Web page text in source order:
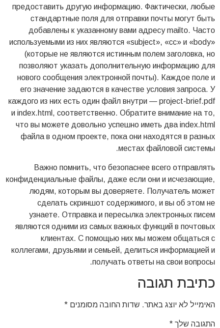
предоставить другую информацию. Фактически, любые
стандартные поля для отправки почты могут быть
добавлены к указанному вами адресу mailto. Часто
используемыми из них являются «subject», «cc» и «body»
(которые не являются истинным полем заголовка, но
позволяют указать дополнительную информацию для
нового сообщения электронной почты). Каждое поле и
его значение задаются в качестве условия запроса. У
каждого из них есть один файл внутри — project-brief.pdf
и index.html, соответственно. Обратите внимание на то,
что вы можете довольно успешно иметь два index.html
файла в одном проекте, пока они находятся в разных
местах файловой системы.
Важно помнить, что безопаснее всего отправлять
конфиденциальные файлы, даже если они и исчезающие,
людям, которым вы доверяете. Получатель может
сделать скриншот содержимого, и вы об этом не
узнаете. Отправка и пересылка электронных писем
являются одними из самых важных функций в почтовых
клиентах. С помощью них мы можем общаться с
коллегами, друзьями и семьей, делиться информацией и
получать ответы на свои вопросы.
כתיבת תגובה
האימייל לא יוצג באתר. שדות החובה מסומנים *
התגובה שלך *